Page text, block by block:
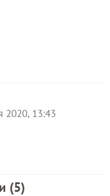
2020, 13:43
(5)